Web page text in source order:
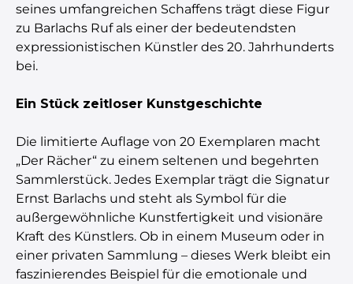
seines umfangreichen Schaffens trägt diese Figur
zu Barlachs Ruf als einer der bedeutendsten
expressionistischen Künstler des 20. Jahrhunderts
bei.
Ein Stück zeitloser Kunstgeschichte
Die limitierte Auflage von 20 Exemplaren macht
„Der Rächer“ zu einem seltenen und begehrten
Sammlerstück. Jedes Exemplar trägt die Signatur
Ernst Barlachs und steht als Symbol für die
außergewöhnliche Kunstfertigkeit und visionäre
Kraft des Künstlers. Ob in einem Museum oder in
einer privaten Sammlung – dieses Werk bleibt ein
faszinierendes Beispiel für die emotionale und